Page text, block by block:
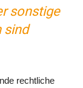
sonstige
sind
rechtliche